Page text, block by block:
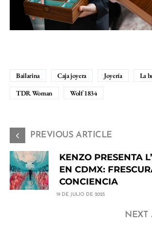
Bailarina Caja joyera Joyería
La
TDR Woman
Wolf 1834
PREVIOUS ARTICLE
KENZO PRESENTA
EN CDMX:
CONCIENCIA
19 DE JULIO DE 2025
NEXT